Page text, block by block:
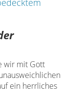
wir mit Gott
ein herrliches